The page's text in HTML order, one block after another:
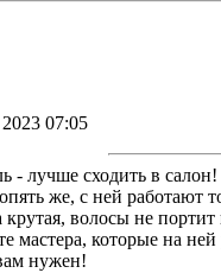
07:05
- лучше сходить в
же, с ней работают
волосы не
мастера, которые на ней
нужен!